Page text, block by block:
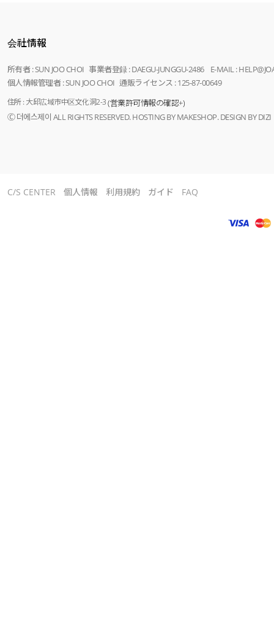
会社情報
所有者 : SUN JOO CHOI 事業者登録 : DAEGU-JUNGGU-2486 E-MAIL :
個人情報管理者 : SUN JOO CHOI 通販ライセンス : 125-87-00649
住所 : 大邱広域市中区文化洞2-3(営業許可情報の確認+)
Ⓒ 더에스제이 ALL RIGHTS RESERVED. HOSTING BY MAKESHOP. DESIGN BY DIZI
C/S CENTER 個人情報 利用規約 ガイド FAQ